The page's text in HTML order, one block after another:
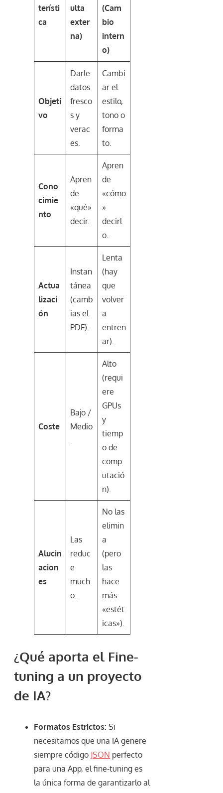
terísti
ca
ulta
exter
na)
(Cam
bio
intern
o)
Objeti
vo
Darle
datos
fresco
s y
verac
es.
Cambi
ar el
estilo,
tono o
forma
to.
Cono
cimie
nto
Apren
de
«qué»
decir.
Apren
de
«cómo
»
decirl
o.
Actua
lizaci
ón
Instan
tánea
(camb
ias el
PDF).
Lenta
(hay
que
volver
a
entren
ar).
Coste
Bajo /
Medio
.
Alto
(requi
ere
GPUs
y
tiemp
o de
comp
utació
n).
Alucin
acion
es
Las
reduc
e
much
o.
No las
elimin
a
(pero
las
hace
más
«estét
icas»).
¿Qué aporta el Fine-
tuning a un proyecto
de IA?
Formatos Estrictos: Si
necesitamos que una IA genere
siempre código JSON perfecto
para una App, el fine-tuning es
la única forma de garantizarlo al